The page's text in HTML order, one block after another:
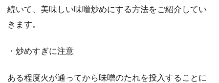
続いて、美味しい味噌炒めにする方法をご紹介してい
きます。
・炒めすぎに注意
ある程度火が通ってから味噌のたれを投入することに